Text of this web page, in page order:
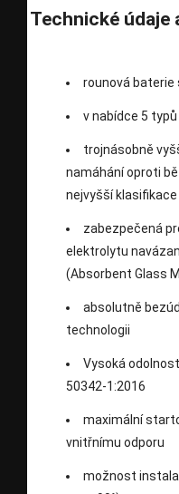
Technické údaje
rounová baterie
v nabídce 5
trojnásobně
namáhání oproti
nejvyšší klasifikace
zabezpečená
elektrolytu
(Absorbent Glass
absolutně
technologii
Vysoká
50342-1:2016
maximální
vnitřnímu odporu
možnost